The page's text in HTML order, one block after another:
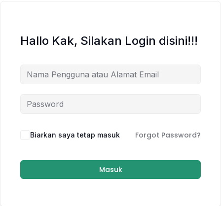
Hallo Kak, Silakan Login disini!!!
Biarkan saya tetap masuk Forgot Password?
Masuk